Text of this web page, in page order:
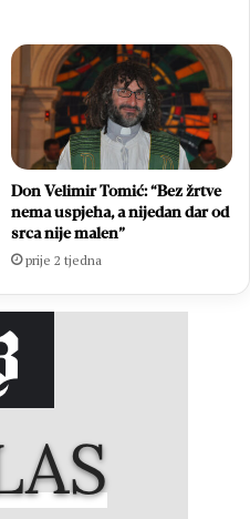
Don Velimir Tomić: “Bez žrtve
nema uspjeha, a nijedan dar od
srca nije malen”
prije 2 tjedna